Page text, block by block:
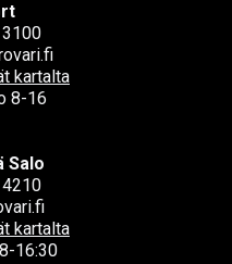
kartalta
8-16
Salo
kartalta
16:30